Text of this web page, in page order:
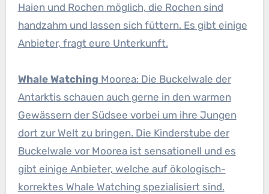
Haien und Rochen möglich, die Rochen sind
handzahm und lassen sich füttern. Es gibt einige
Anbieter, fragt eure Unterkunft.
Whale Watching Moorea: Die Buckelwale der
Antarktis schauen auch gerne in den warmen
Gewässern der Südsee vorbei um ihre Jungen
dort zur Welt zu bringen. Die Kinderstube der
Buckelwale vor Moorea ist sensationell und es
gibt einige Anbieter, welche auf ökologisch-
korrektes Whale Watching spezialisiert sind.